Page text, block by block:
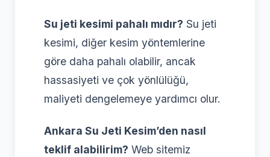
Su jeti kesimi pahalı mıdır? Su jeti
kesimi, diğer kesim yöntemlerine
göre daha pahalı olabilir, ancak
hassasiyeti ve çok yönlülüğü,
maliyeti dengelemeye yardımcı olur.
Ankara Su Jeti Kesim’den nasıl
teklif alabilirim? Web sitemiz